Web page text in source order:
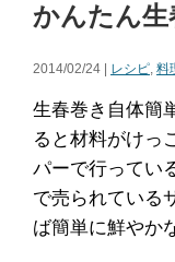
かんたん生
2014/02/24 | レシピ, 料
生春巻き自体簡
ると材料がけっ
パーで行ってい
で売られている
ば簡単に鮮やか